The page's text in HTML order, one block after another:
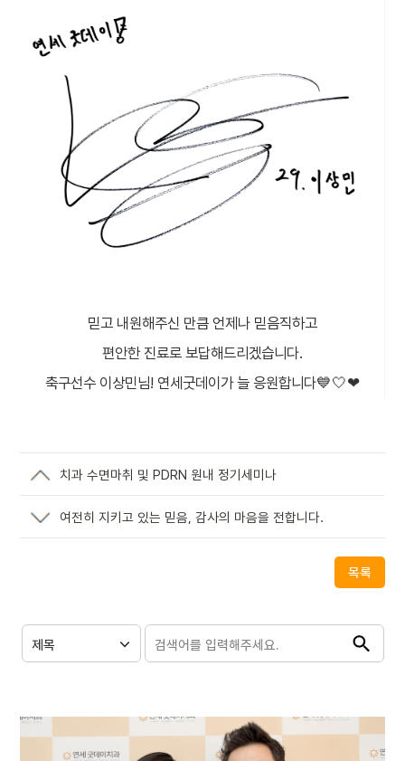
믿고 내원해주신 만큼 언제나 믿음직하고
편안한 진료로 보답해드리겠습니다.
축구선수 이상민님! 연세굿데이가 늘 응원합니다💙🤍❤
치과 수면마취 및 PDRN 원내 정기세미나
여전히 지키고 있는 믿음, 감사의 마음을 전합니다.
목록